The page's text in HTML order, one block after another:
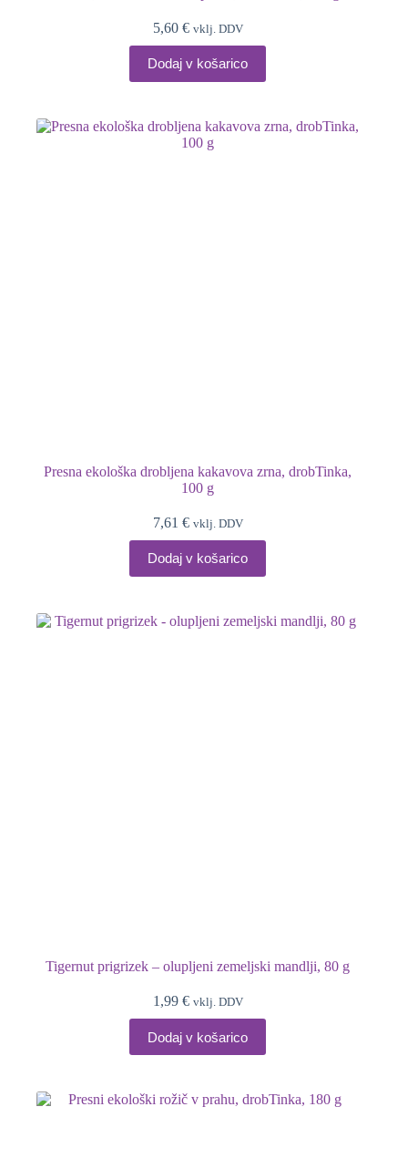
5,60 € vklj. DDV
Dodaj v košarico
Presna ekološka drobljena kakavova zrna, drobTinka,
100 g
7,61 € vklj. DDV
Dodaj v košarico
Tigernut prigrizek – olupljeni zemeljski mandlji, 80 g
1,99 € vklj. DDV
Dodaj v košarico